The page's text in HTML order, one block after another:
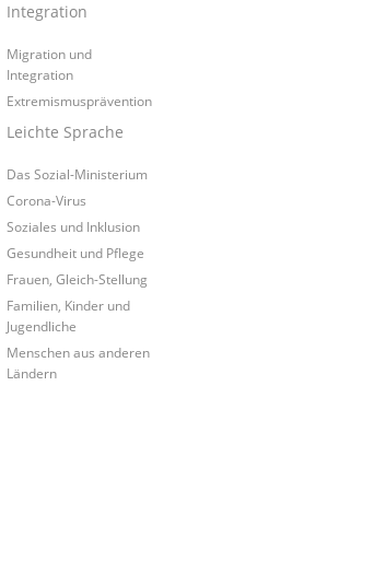
Integration
Migration und
Integration
Extremismusprävention
Leichte Sprache
Das Sozial-Ministerium
Corona-Virus
Soziales und Inklusion
Gesundheit und Pflege
Frauen, Gleich-Stellung
Familien, Kinder und
Jugendliche
Menschen aus anderen
Ländern